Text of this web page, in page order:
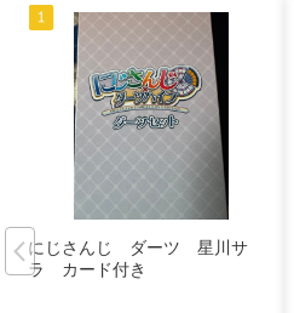
にじさんじ ダーツ 星川サ
ラ カード付き